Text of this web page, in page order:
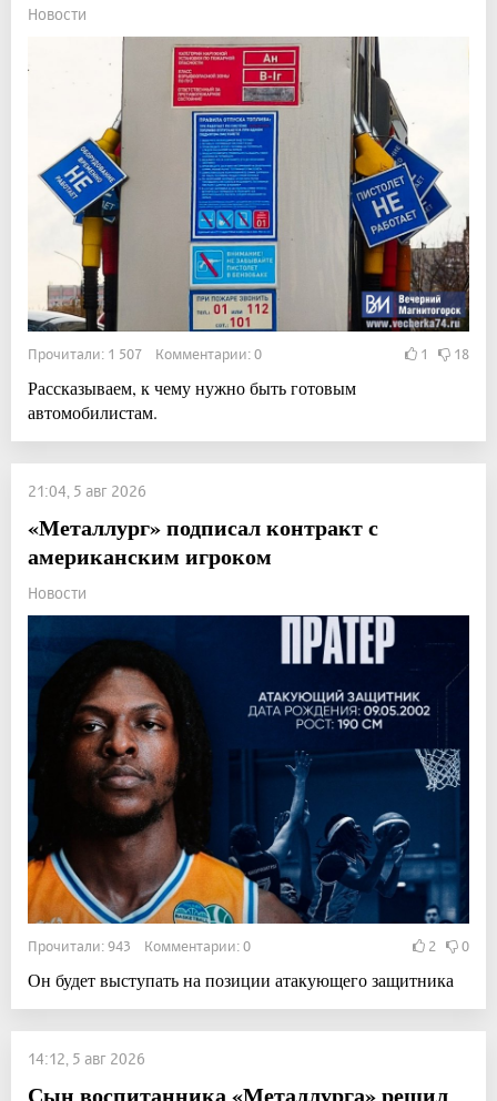
Новости
Прочитали: 1 507 Комментарии: 0 1 18
Рассказываем, к чему нужно быть готовым
автомобилистам.
21:04, 5 авг 2026
«Металлург» подписал контракт с
американским игроком
Новости
Прочитали: 943 Комментарии: 0 2 0
Он будет выступать на позиции атакующего защитника
14:12, 5 авг 2026